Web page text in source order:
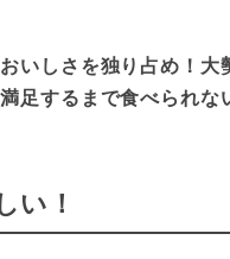
いしさを独り占め！
足するまで食べられ
い！